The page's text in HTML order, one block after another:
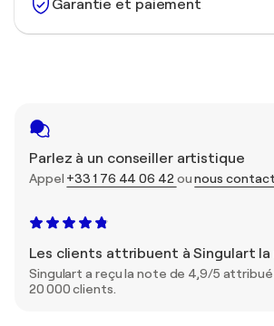
Garantie et paiement
Parlez à un conseiller artistique
Appel +33 1 76 44 06 42 ounous
Les clients attribuent à Singulart
Singulart a reçu la note de 4,9/5
20 000 clients.